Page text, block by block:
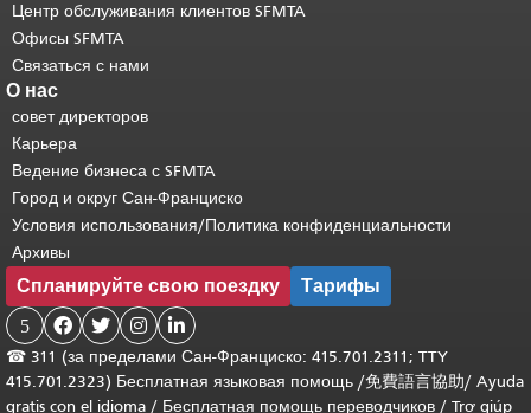
Центр обслуживания клиентов SFMTA
Офисы SFMTA
Связаться с нами
О нас
совет директоров
Карьера
Ведение бизнеса с SFMTA
Город и округ Сан-Франциско
Условия использования/Политика конфиденциальности
Архивы
Спланируйте свою поездку Тарифы
5    
☎ 311 (за пределами Сан-Франциско: 415.701.2311; TTY
415.701.2323) Бесплатная языковая помощь /免費語言協助/ Ayuda
gratis con el idioma / Бесплатная помощь переводчиков / Trợ giúp